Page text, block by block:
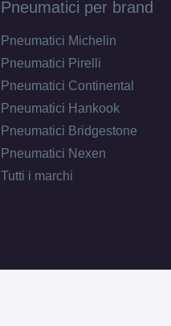
Pneumatici per brand
Pneumatici Michelin
Pneumatici Pirelli
Pneumatici Continental
Pneumatici Hankook
Pneumatici Bridgestone
Pneumatici Nexen
Tutti i marchi